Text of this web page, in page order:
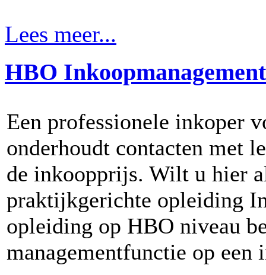
Lees meer...
HBO Inkoopmanagement
Een professionele inkoper
onderhoudt contacten met
de inkoopprijs. Wilt u hier
praktijkgerichte opleiding
opleiding op HBO niveau
managementfunctie op een